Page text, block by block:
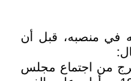
في منصبه، قبل أن
من اجتماع مجلس